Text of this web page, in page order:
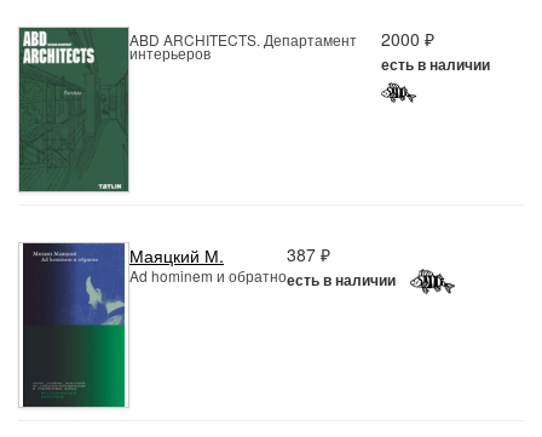
ABD ARCHITECTS. Департамент
интерьеров
2000 ₽
есть в наличии
Маяцкий М.
Ad hominem и обратно
387 ₽
есть в наличии